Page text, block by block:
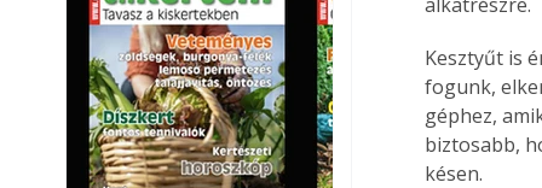
Kesztyűt is
fogunk,
géphez,
biztosabb,
késen.